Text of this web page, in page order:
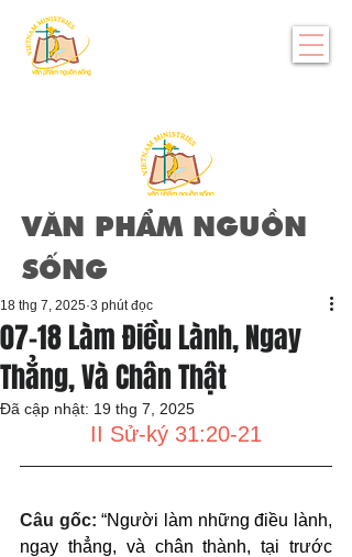
VĂN PHẨM NGUỒN
SỐNG
07-18 Làm Điều Lành, Ngay
Thẳng, Và Chân Thật
18 thg 7, 2025 3 phút đọc
Đã cập nhật: 19 thg 7, 2025
II Sử-ký 31:20-21
Câu gốc: “Người làm những điều lành,
ngay thẳng, và chân thành, tại trước